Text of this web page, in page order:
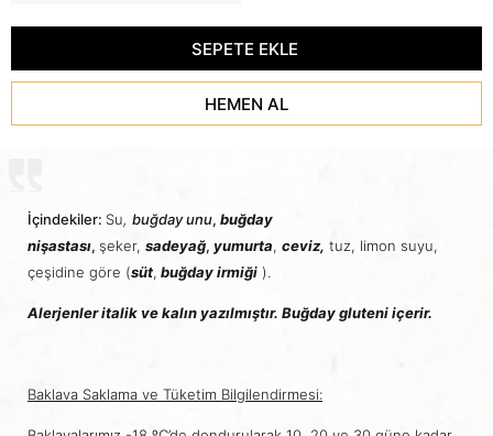
İçindekiler: Su, buğday unu, buğday
nişastası, şeker, sadeyağ, yumurta, ceviz, tuz, limon suyu,
çeşidine göre (süt, buğday irmiği ).
Alerjenler italik ve kalın yazılmıştır. Buğday gluteni içerir.
Baklava Saklama ve Tüketim Bilgilendirmesi: